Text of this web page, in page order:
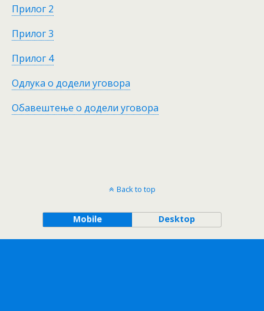
Прилог 2
Прилог 3
Прилог 4
Одлука о додели уговора
Обавештење о додели уговора
Back to top
Mobile Desktop